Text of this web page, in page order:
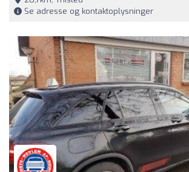
Se adresse og kontaktoplysninger